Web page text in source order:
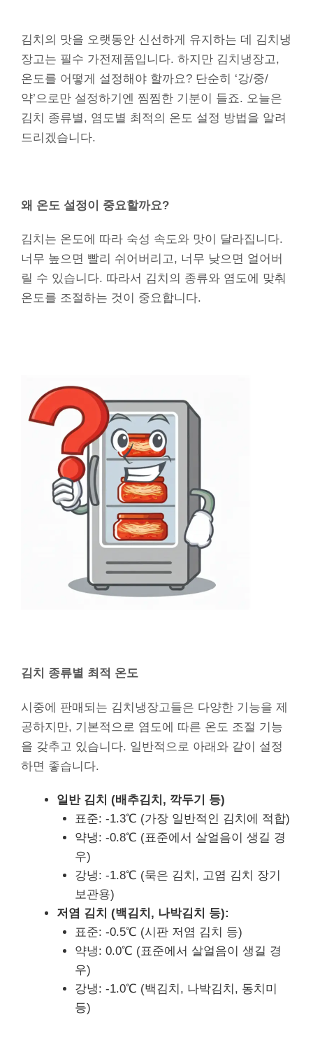
김치의 맛을 오랫동안 신선하게 유지하는 데 김치냉
장고는 필수 가전제품입니다. 하지만 김치냉장고,
온도를 어떻게 설정해야 할까요? 단순히 ‘강/중/
약’으로만 설정하기엔 찜찜한 기분이 들죠. 오늘은
김치 종류별, 염도별 최적의 온도 설정 방법을 알려
드리겠습니다.
왜 온도 설정이 중요할까요?
김치는 온도에 따라 숙성 속도와 맛이 달라집니다.
너무 높으면 빨리 쉬어버리고, 너무 낮으면 얼어버
릴 수 있습니다. 따라서 김치의 종류와 염도에 맞춰
온도를 조절하는 것이 중요합니다.
김치 종류별 최적 온도
시중에 판매되는 김치냉장고들은 다양한 기능을 제
공하지만, 기본적으로 염도에 따른 온도 조절 기능
을 갖추고 있습니다. 일반적으로 아래와 같이 설정
하면 좋습니다.
일반 김치 (배추김치, 깍두기 등)
표준: -1.3℃ (가장 일반적인 김치에 적합)
약냉: -0.8℃ (표준에서 살얼음이 생길 경
우)
강냉: -1.8℃ (묵은 김치, 고염 김치 장기
보관용)
저염 김치 (백김치, 나박김치 등):
표준: -0.5℃ (시판 저염 김치 등)
약냉: 0.0℃ (표준에서 살얼음이 생길 경
우)
강냉: -1.0℃ (백김치, 나박김치, 동치미
등)